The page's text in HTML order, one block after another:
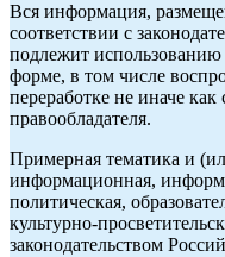
Вся информация,
соответствии с
подлежит
форме, в том числе
переработке не иначе
правообладателя.
Примерная тематика и
информационная,
политическая,
культурно-
законодательством